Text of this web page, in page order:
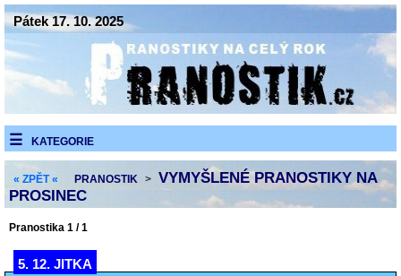
Pátek 17. 10. 2025
KATEGORIE
« ZPĚT « PRANOSTIK > VYMYŠLENÉ PRANOSTIKY NA
PROSINEC
Pranostika 1 / 1
5. 12. JITKA